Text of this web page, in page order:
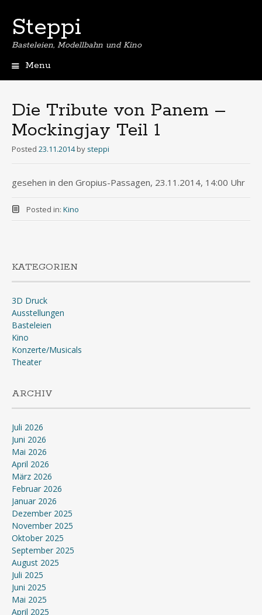
Steppi
Basteleien, Modellbahn und Kino
Menu
Die Tribute von Panem –
Mockingjay Teil 1
Posted 23.11.2014 by steppi
gesehen in den Gropius-Passagen, 23.11.2014, 14:00 Uhr
Posted in: Kino
KATEGORIEN
3D Druck
Ausstellungen
Basteleien
Kino
Konzerte/Musicals
Theater
ARCHIV
Juli 2026
Juni 2026
Mai 2026
April 2026
März 2026
Februar 2026
Januar 2026
Dezember 2025
November 2025
Oktober 2025
September 2025
August 2025
Juli 2025
Juni 2025
Mai 2025
April 2025